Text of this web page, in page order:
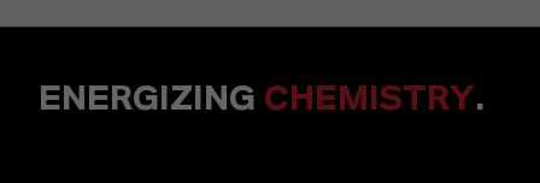
ENERGIZING CHEMISTRY.